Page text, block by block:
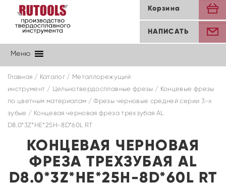
Корзина
НАПИСАТЬ
Меню
Главная / Каталог/ Металлорежущий
инструмент / Цельнотвердосплавные фрезы / Концевые фрезы
по цветным материалам /Фрезы черновые средней серии 3-х
зубые / Концевая черновая фреза трехзубая AL
D8.0*3Z*HE*25H-8D*60L RT
КОНЦЕВАЯ ЧЕРНОВАЯ
ФРЕЗА ТРЕХЗУБАЯ AL
D8.0*3Z*HE*25H-8D*60L RT